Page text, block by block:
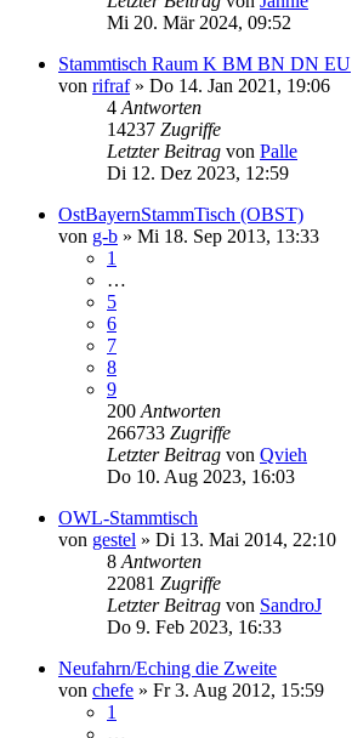
Mi 20. Mär 2024, 09:52
Stammtisch Raum K BM BN DN EU
von rifraf» Do 14. Jan 2021, 19:06
4 Antworten
14237 Zugriffe
Letzter Beitrag von Palle
Di 12. Dez 2023, 12:59
OstBayernStammTisch (OBST)
von g-b » Mi 18. Sep 2013, 13:33
1
…
5
6
7
8
9
200 Antworten
266733 Zugriffe
Letzter Beitrag von Qvieh
Do 10. Aug 2023, 16:03
OWL-Stammtisch
von gestel » Di 13. Mai 2014, 22:10
8 Antworten
22081 Zugriffe
Letzter Beitrag von SandroJ
Do 9. Feb 2023, 16:33
Neufahrn/Eching die Zweite
von chefe » Fr 3. Aug 2012, 15:59
1
…